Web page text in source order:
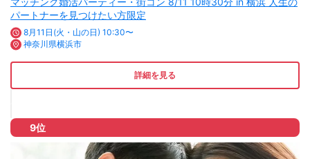
パートナーを見つけたい方限定
8月11日(火・山の日) 10:30〜
神奈川県横浜市
詳細を見る
9位